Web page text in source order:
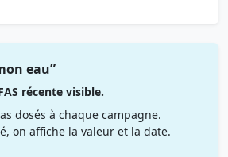
eau”
récente visible.
dosés à chaque campagne.
on affiche la valeur et la date.